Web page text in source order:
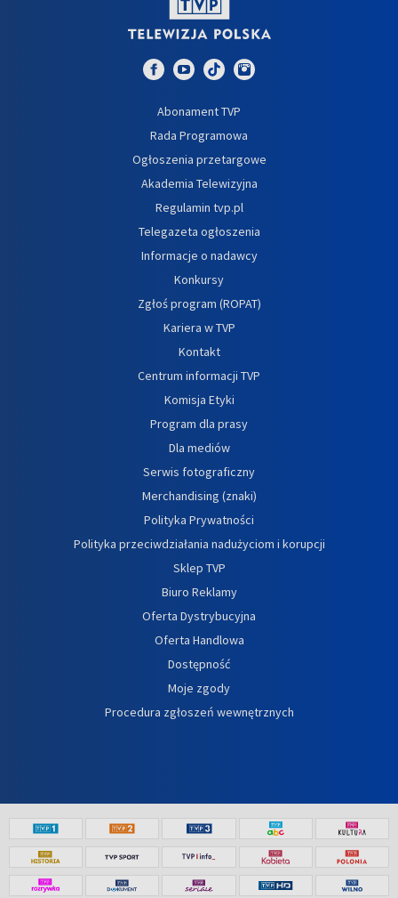
Abonament TVP
Rada Programowa
Ogłoszenia przetargowe
Akademia Telewizyjna
Regulamin tvp.pl
Telegazeta ogłoszenia
Informacje o nadawcy
Konkursy
Zgłoś program (ROPAT)
Kariera w TVP
Kontakt
Centrum informacji TVP
Komisja Etyki
Program dla prasy
Dla mediów
Serwis fotograficzny
Merchandising (znaki)
Polityka Prywatności
Polityka przeciwdziałania nadużyciom i korupcji
Sklep TVP
Biuro Reklamy
Oferta Dystrybucyjna
Oferta Handlowa
Dostępność
Moje zgody
Procedura zgłoszeń wewnętrznych